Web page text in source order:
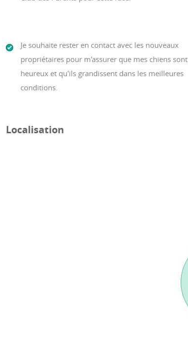
Je souhaite rester en contact avec les nouveaux
propriétaires pour m'assurer que mes chiens sont
heureux et qu'ils grandissent dans les meilleures
conditions.
Localisation